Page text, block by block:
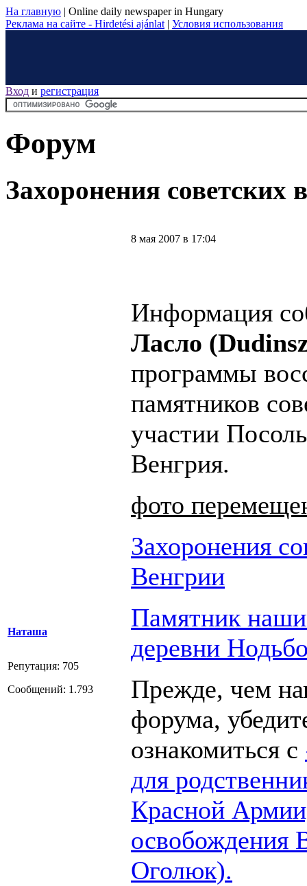
На главную | Online daily newspaper in Hungary
Реклама на сайте - Hirdetési ajánlat | Условия использования
Вход и регистрация
Форум
Захоронения советских
Наташа
Репутация: 705
Сообщений: 1.793
8 мая 2007 в 17:04
Информация
Ласло
программы
памятников
участии
Венгрия.
фото
Захоронения
Венгрии
Памятник
деревни
Прежде, чем
форума,
ознакомиться с
для
Красной
освобождения
Оголюк).